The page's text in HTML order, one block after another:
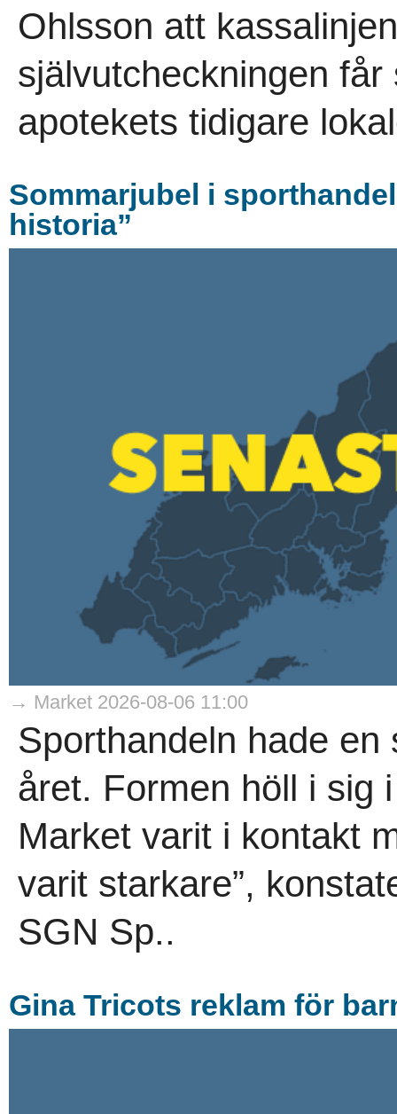
Ohlsson att
självutcheckningen
apotekets tidigare
Sommarjubel i
historia”
→ Market 2026-08-06 11:00
Sporthandeln hade
året. Formen höll i sig
Market varit i kontakt
varit starkare”,
SGN Sp..
Gina Tricots reklam för